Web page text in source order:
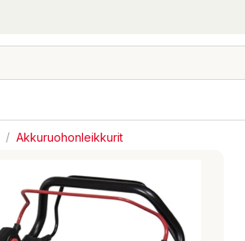
/ Akkuruohonleikkurit